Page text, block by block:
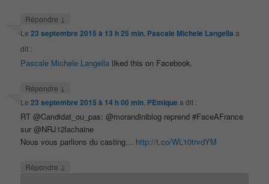
Répondre ↓
Le23 septembre 2015 à 13 h 25 min Pascale Michele Langella a
dit :
Pascale Michele Langella liked this on Facebook.
Répondre ↓
Le23 septembre 2015 à 14 h 00 min PEmique a dit :
RT @Candidat_ou_pas: @morandiniblog reprend #FaceAFrance
sur @NRJ12lachaine
Nous vous parlions du casting… http://t.co/WL10trvdYM
Répondre ↓